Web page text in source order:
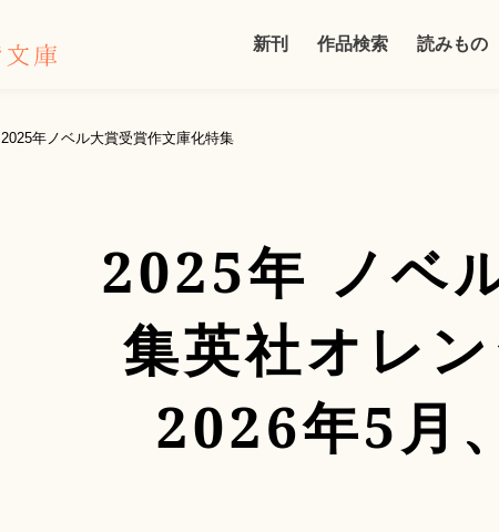
新刊 作品検索 読みもの
2025年ノベル大賞受賞作文庫化特集
2025年 ノベ
集英社オレ
2026年5月